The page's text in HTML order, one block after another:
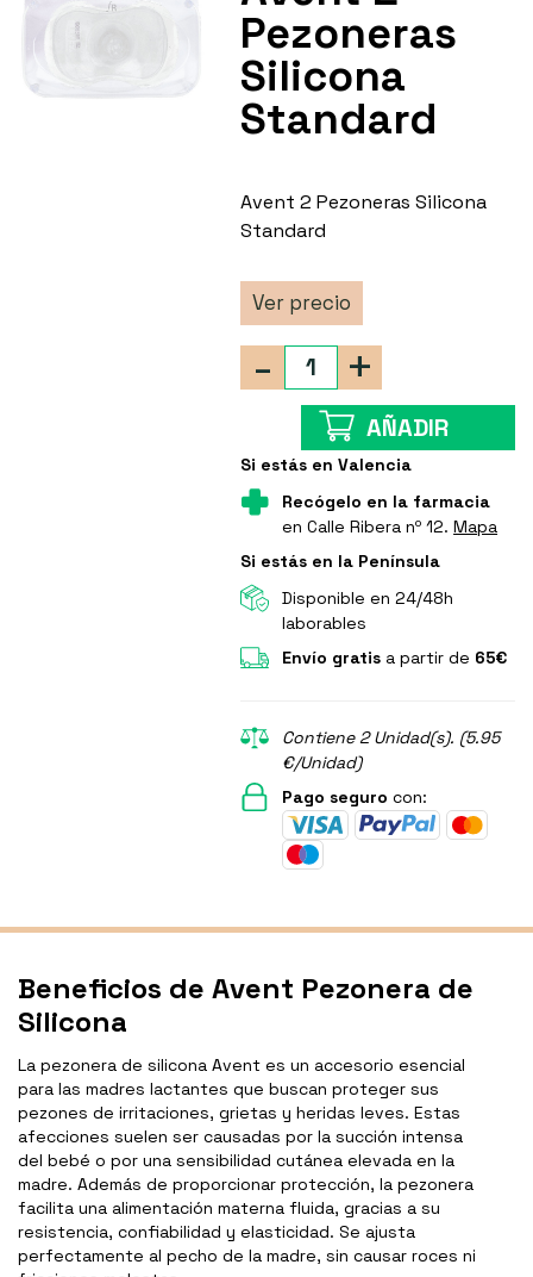
Pezoneras
Silicona
Standard
Avent 2 Pezoneras Silicona
Standard
Ver precio
+
-
AÑADIR
Si estás en Valencia
Recógelo en la farmacia
en Calle Ribera nº 12.Mapa
Si estás en la Península
Disponible en 24/48h
laborables
Envío gratis a partir de 65€
Contiene 2 Unidad(s). (5.95
€/Unidad)
Pago seguro con:
Beneficios de Avent Pezonera de
Silicona
La pezonera de silicona Avent es un accesorio esencial
para las madres lactantes que buscan proteger sus
pezones de irritaciones, grietas y heridas leves. Estas
afecciones suelen ser causadas por la succión intensa
del bebé o por una sensibilidad cutánea elevada en la
madre. Además de proporcionar protección, la pezonera
facilita una alimentación materna fluida, gracias a su
resistencia, confiabilidad y elasticidad. Se ajusta
perfectamente al pecho de la madre, sin causar roces ni